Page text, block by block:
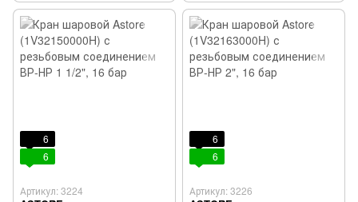
6
6
Артикул: 3224
6
6
Артикул: 3226